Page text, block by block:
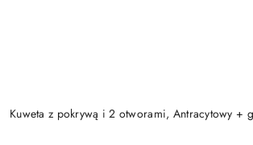
Kuweta z pokrywą i 2 otworami, Antracytowy +